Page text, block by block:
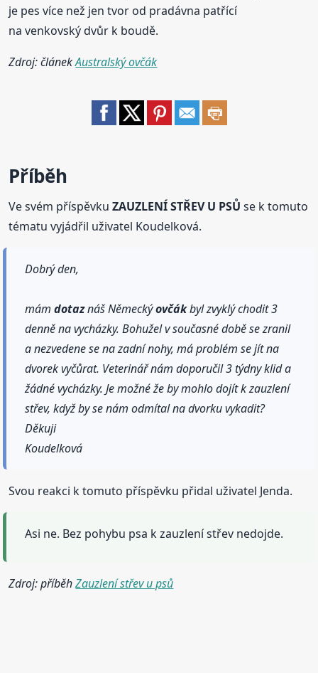
je pes více než jen tvor od pradávna patřící
na venkovský dvůr k boudě.
Zdroj: článekAustralský ovčák
Příběh
Ve svém příspěvkuZAUZLENÍ STŘEV U PSŮ se k tomuto
tématu vyjádřil uživatel Koudelková.
Dobrý den,
mámdotaznáš Německýovčákbyl zvyklý chodit 3
denně na vycházky. Bohužel v současné době se zranil
a nezvedene se na zadní nohy, má problém se jít na
dvorek vyčůrat. Veterinář nám doporučil 3 týdny klid a
žádné vycházky. Je možné že by mohlo dojít k zauzlení
střev, když by se nám odmítal na dvorku vykadit?
Děkuji
Koudelková
Svou reakci k tomuto příspěvku přidal uživatel Jenda.
Asi ne. Bez pohybu psa k zauzlení střev nedojde.
Zdroj: příběhZauzlení střev u psů